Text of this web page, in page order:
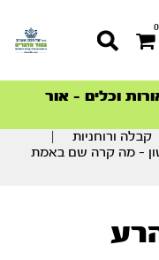
0
דרך המלך
וכלים – אור
הטבעית >
דרך המלך
קבלה ורוחניות
– מה קרה שם באמת